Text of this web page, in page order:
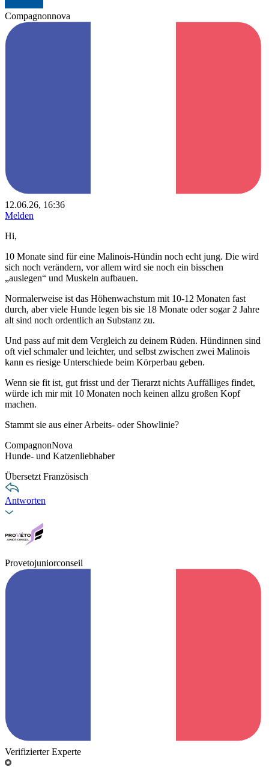
Compagnonnova
12.06.26, 16:36
Melden
Hi,
10 Monate sind für eine Malinois-Hündin noch echt jung. Die wird
sich noch verändern, vor allem wird sie noch ein bisschen
„auslegen“ und Muskeln aufbauen.
Normalerweise ist das Höhenwachstum mit 10-12 Monaten fast
durch, aber viele Hunde legen bis sie 18 Monate oder sogar 2 Jahre
alt sind noch ordentlich an Substanz zu.
Und pass auf mit dem Vergleich zu deinem Rüden. Hündinnen sind
oft viel schmaler und leichter, und selbst zwischen zwei Malinois
kann es riesige Unterschiede beim Körperbau geben.
Wenn sie fit ist, gut frisst und der Tierarzt nichts Auffälliges findet,
würde ich mir mit 10 Monaten noch keinen allzu großen Kopf
machen.
Stammt sie aus einer Arbeits- oder Showlinie?
CompagnonNova
Hunde- und Katzenliebhaber
Übersetzt Französisch
Antworten
Provetojuniorconseil
Verifizierter Experte